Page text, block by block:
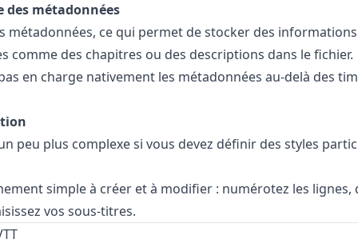
des métadonnées
métadonnées, ce qui permet de stocker des informations
comme des chapitres ou des descriptions dans le fichier.
en charge nativement les métadonnées au-delà des
peu plus complexe si vous devez définir des styles
simple à créer et à modifier : numérotez les lignes,
vos sous-titres.